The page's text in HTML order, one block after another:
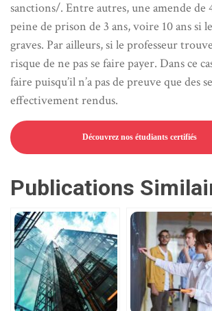
sanctions/. Entre autres, une amende de
peine de prison de 3 ans, voire 10 ans si
graves. Par ailleurs, si le professeur
risque de ne pas se faire payer. Dans ce
faire puisqu’il n’a pas de preuve que des
effectivement rendus.
Découvrez nos étudiants certifiés
Publications